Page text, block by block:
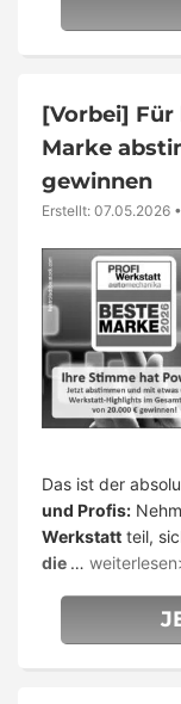
[Vorbei] Für
Marke
gewinnen
Erstellt: 07.05.2026 •
Das ist der
und Profis:
Werkstatt teil,
die …